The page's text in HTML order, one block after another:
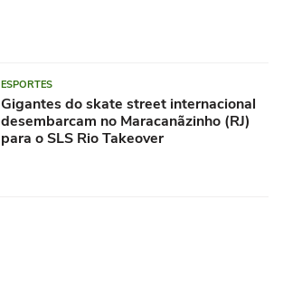
ESPORTES
Gigantes do skate street internacional
desembarcam no Maracanãzinho (RJ)
para o SLS Rio Takeover